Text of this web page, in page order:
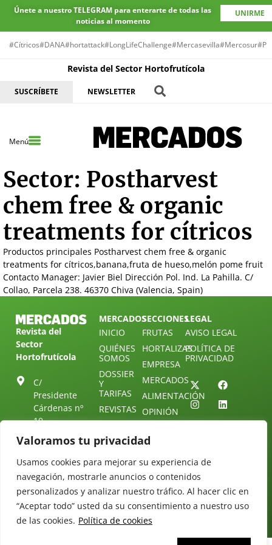
Valoramos tu privacidad
Usamos cookies para mejorar su experiencia de
navegación, mostrarle anuncios o contenidos
personalizados y analizar nuestro tráfico. Al hacer clic en
“Aceptar todo” usted da su consentimiento a nuestro uso
de las cookies. Política de cookies
Únete a nuestro TELEGRAM para enterarte de todas las
noticias al momento
UNIRME
#Cítricos#DANA#hortattack#LongLifeChallenge#Mercasevilla#Mercosur
Revista del Sector Hortofrutícola
SUSCRÍBETE NEWSLETTER
Menú
Sector: Postharvest
chem free & organic
treatments for cítricos
Productos principales Postharvest chem free & organic
treatments for cítricos,banana,fruta de hueso,melón pome fruit
Contacto Manager: Javier Biel Dirección Pol. Ind. La Pahilla. C/
Collao, Parcela 238. 46370 Chiva (Valencia, Spain)
Revista del
Sector
Hortofrutícola
C/
Presidente
Cárdenas nº
10.
Sevilla.
ESPAÑA
Tel: (+34) 954
25 88 51
redaccion@revistamercados.com
MERCADOS
INICIO
QUIÉNES
SOMOS
DOSSIER
Y
TARIFAS
REVISTAS
SUSCRIPCIÓN
ÚNETE A
NUESTRO
TELEGRAM
CONTACTO
SECCIONES
FRUTAS
HORTALIZAS
EMPRESA
MERCADOS
ALIMENTACIÓN
OPINIÓN
30
LEGAL
AVISO LEGAL
POLÍTICA DE
PRIVACIDAD
Diseño web:
Starenlared